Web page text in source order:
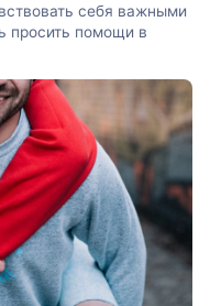
себя важными
просить помощи в